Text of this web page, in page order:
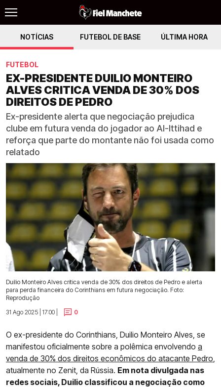
NOTÍCIAS FUTEBOL DE BASE ÚLTIMA HORA
FUTEBOL
EX-PRESIDENTE DUILIO MONTEIRO
ALVES CRITICA VENDA DE 30% DOS
DIREITOS DE PEDRO
Ex-presidente alerta que negociação prejudica
clube em futura venda do jogador ao Al-Ittihad e
reforça que parte do montante não foi usada como
relatado
Duilio Monteiro Alves critica venda de 30% dos direitos de Pedro e alerta
para perda financeira do Corinthians em futura negociação. Foto:
Reprodução
31 Ago 2025 | 17:00 |
0
O ex-presidente do Corinthians, Duilio Monteiro Alves, se
manifestou oficialmente sobre a polêmica envolvendo a
venda de 30% dos direitos econômicos do atacante Pedro,
atualmente no Zenit, da Rússia. Em nota divulgada nas
redes sociais, Duilio classificou a negociação como